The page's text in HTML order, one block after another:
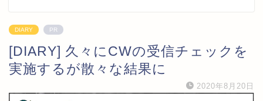
DIARY PR
[DIARY] 久々にCWの受信チェックを
実施するが散々な結果に
2020年8月20日